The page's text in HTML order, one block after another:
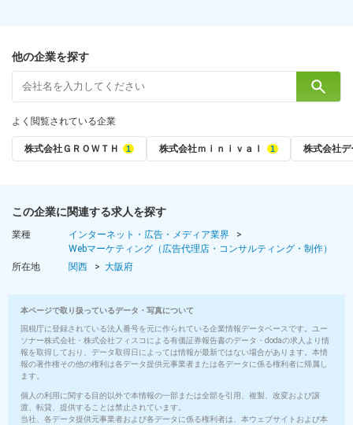
他の企業を探す
よく閲覧されている企業
株式会社ＧＲＯＷＴＨ 株式会社ｍｉｎｉｖａｌ 株式会社
この企業に関連する求人を探す
業種
インターネット・広告・メディア業界
Webマーケティング（広告代理店・コンサルティング・制作）
所在地
関西 大阪府
本ページで取り扱っているデータ・写真について
国税庁に登録されている法人番号を元に作られている企業情報データベースです。ユー
ソナー株式会社・株式会社フィスコによる有価証券報告書のデータ・dodaの求人より情
報を取得しており、データ取得日によっては情報が最新ではない場合があります。本情
報の著作権その他の権利は各データ提供元事業者または各データに係る権利者に帰属し
ます。
個人の利用に関する目的以外で本情報の一部または全部を引用、複製、改変および譲
渡、転貸、提供することは禁止されています。
当社、各データ提供元事業者および各データに係る権利者は、本ウェブサイトおよび本